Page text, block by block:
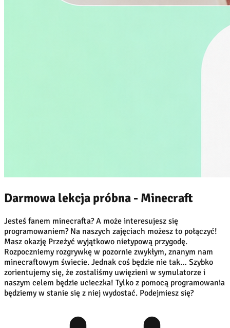
Darmowa lekcja próbna - Minecraft
Jesteś fanem minecrafta? A może interesujesz się
programowaniem? Na naszych zajęciach możesz to połączyć!
Masz okazję Przeżyć wyjątkowo nietypową przygodę.
Rozpoczniemy rozgrywkę w pozornie zwykłym, znanym nam
minecraftowym świecie. Jednak coś będzie nie tak… Szybko
zorientujemy się, że zostaliśmy uwięzieni w symulatorze i
naszym celem będzie ucieczka! Tylko z pomocą programowania
będziemy w stanie się z niej wydostać. Podejmiesz się?